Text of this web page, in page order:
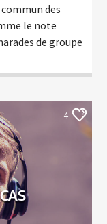
des
le note
de groupe
4